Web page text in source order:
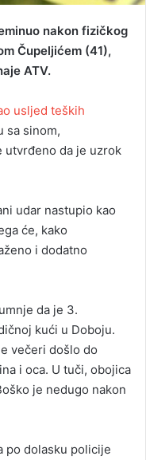
nakon fizičkog
Čupeljićem (41),
ATV.
usljed teških
sa sinom,
utvrđeno da je uzrok
udar nastupio kao
će, kako
i dodatno
da je 3.
kući u Doboju.
večeri došlo do
i oca. U tuči, obojica
je nedugo nakon
po dolasku policije